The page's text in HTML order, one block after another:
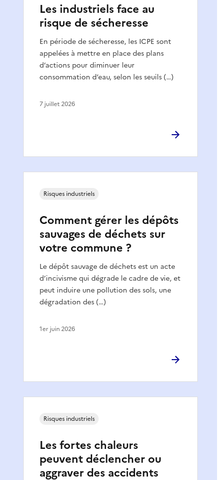
Les industriels face au
risque de sécheresse
En période de sécheresse, les ICPE sont
appelées à mettre en place des plans
d’actions pour diminuer leur
consommation d’eau, selon les seuils (…)
7 juillet 2026
Comment gérer les dépôts
sauvages de déchets sur
votre commune ?
Le dépôt sauvage de déchets est un acte
d’incivisme qui dégrade le cadre de vie, et
peut induire une pollution des sols, une
dégradation des (…)
Risques industriels
1er juin 2026
Les fortes chaleurs
peuvent déclencher ou
aggraver des accidents
Risques industriels